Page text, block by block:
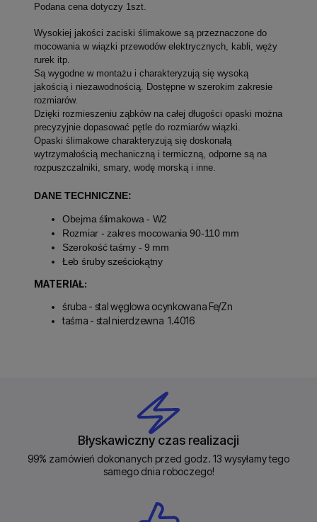
Podana cena dotyczy 1szt.
Wysokiej jakości zaciski ślimakowe są przeznaczone do
mocowania w wiązki przewodów elektrycznych, kabli, węży
rurek itp.
Są wygodne w montażu i charakteryzują się wysoką
jakością i niezawodnością. Dostępne w szerokim zakresie
rozmiarów.
Dzięki rozmieszeniu ząbków na całej długości opaski można
precyzyjnie dopasować pętle do rozmiarów wiązki.
Opaski ślimakowe charakteryzują się doskonałą
wytrzymałością mechaniczną i termiczną, odporne są na
rozpuszczalniki, smary, wodę morską i inne.
DANE TECHNICZNE:
Obejma ślimakowa - W2
Rozmiar - zakres mocowania 90-110 mm
Szerokość taśmy - 9 mm
Łeb śruby sześciokątny
MATERIAŁ:
śruba - stal węglowa ocynkowana Fe/Zn
taśma - stal nierdzewna 1.4016
Błyskawiczny czas realizacji
99% zamówień dokonanych przed godz. 13 wysyłamy tego
samego dnia roboczego!